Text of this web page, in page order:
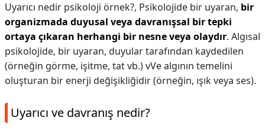
Uyarıcı nedir psikoloji örnek?, Psikolojide bir uyaran, bir
organizmada duyusal veya davranışsal bir tepki
ortaya çıkaran herhangi bir nesne veya olaydır. Algısal
psikolojide, bir uyaran, duyular tarafından kaydedilen
(örneğin görme, işitme, tat vb.) vVe algının temelini
oluşturan bir enerji değişikliğidir (örneğin, ışık veya ses).
Uyarıcı ve davranış nedir?